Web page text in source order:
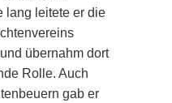
lang leitete er die
übernahm dort
Rolle. Auch
gab er